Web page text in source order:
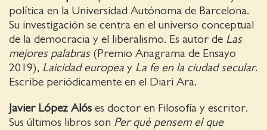
política en la Universidad Autónoma de Barcelona.
Su investigación se centra en el universo conceptual
de la democracia y el liberalismo. Es autor de Las
mejores palabras(Premio Anagrama de Ensayo
2019), Laicidad europea y La fe en la ciudad secular.
Escribe periódicamente en el Diari Ara.
Javier López Alós es doctor en Filosofía y escritor.
Sus últimos libros son Per què pensem el que